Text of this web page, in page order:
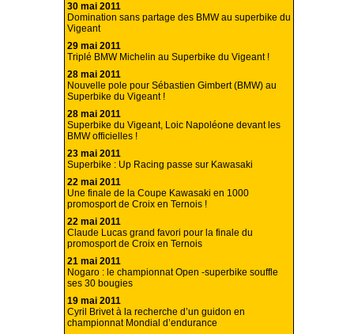
30 mai 2011
Domination sans partage des BMW au superbike du
Vigeant
29 mai 2011
Triplé BMW Michelin au Superbike du Vigeant !
28 mai 2011
Nouvelle pole pour Sébastien Gimbert (BMW) au
Superbike du Vigeant !
28 mai 2011
Superbike du Vigeant, Loic Napoléone devant les
BMW officielles !
23 mai 2011
Superbike : Up Racing passe sur Kawasaki
22 mai 2011
Une finale de la Coupe Kawasaki en 1000
promosport de Croix en Ternois !
22 mai 2011
Claude Lucas grand favori pour la finale du
promosport de Croix en Ternois
21 mai 2011
Nogaro : le championnat Open -superbike souffle
ses 30 bougies
19 mai 2011
Cyril Brivet à la recherche d’un guidon en
championnat Mondial d’endurance